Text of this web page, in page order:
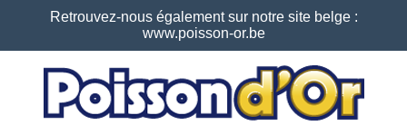
Retrouvez-nous également sur notre site belge :
www.poisson-or.be